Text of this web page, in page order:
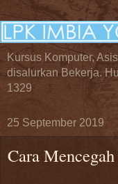
Kursus Komputer,
disalurkan Bekerja.
1329
25 September 2019
Cara